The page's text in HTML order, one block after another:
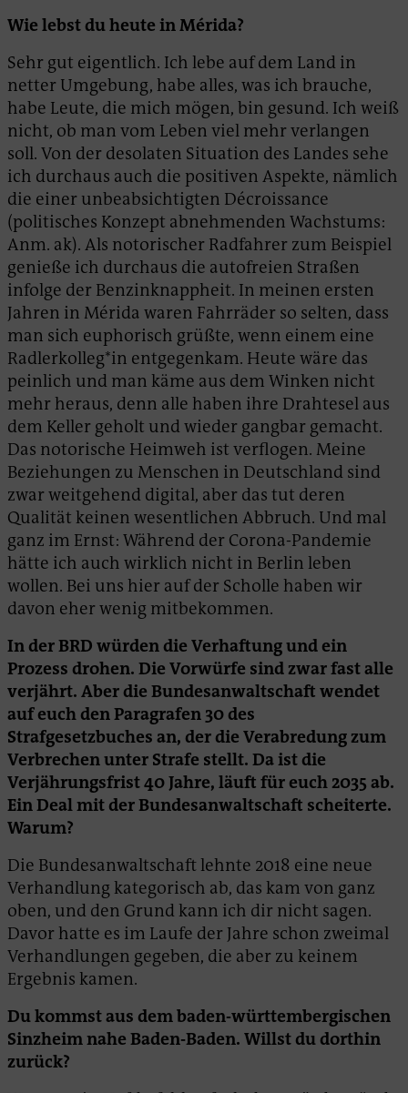
Wie lebst du heute in Mérida?
Sehr gut eigentlich. Ich lebe auf dem Land in
netter Umgebung, habe alles, was ich brauche,
habe Leute, die mich mögen, bin gesund. Ich weiß
nicht, ob man vom Leben viel mehr verlangen
soll. Von der desolaten Situation des Landes sehe
ich durchaus auch die positiven Aspekte, nämlich
die einer unbeabsichtigten Décroissance
(politisches Konzept abnehmenden Wachstums:
Anm. ak). Als notorischer Radfahrer zum Beispiel
genieße ich durchaus die autofreien Straßen
infolge der Benzinknappheit. In meinen ersten
Jahren in Mérida waren Fahrräder so selten, dass
man sich euphorisch grüßte, wenn einem eine
Radlerkolleg*in entgegenkam. Heute wäre das
peinlich und man käme aus dem Winken nicht
mehr heraus, denn alle haben ihre Drahtesel aus
dem Keller geholt und wieder gangbar gemacht.
Das notorische Heimweh ist verflogen. Meine
Beziehungen zu Menschen in Deutschland sind
zwar weitgehend digital, aber das tut deren
Qualität keinen wesentlichen Abbruch. Und mal
ganz im Ernst: Während der Corona-Pandemie
hätte ich auch wirklich nicht in Berlin leben
wollen. Bei uns hier auf der Scholle haben wir
davon eher wenig mitbekommen.
In der BRD würden die Verhaftung und ein
Prozess drohen. Die Vorwürfe sind zwar fast alle
verjährt. Aber die Bundesanwaltschaft wendet
auf euch den Paragrafen 30 des
Strafgesetzbuches an, der die Verabredung zum
Verbrechen unter Strafe stellt. Da ist die
Verjährungsfrist 40 Jahre, läuft für euch 2035 ab.
Ein Deal mit der Bundesanwaltschaft scheiterte.
Warum?
Die Bundesanwaltschaft lehnte 2018 eine neue
Verhandlung kategorisch ab, das kam von ganz
oben, und den Grund kann ich dir nicht sagen.
Davor hatte es im Laufe der Jahre schon zweimal
Verhandlungen gegeben, die aber zu keinem
Ergebnis kamen.
Du kommst aus dem baden-württembergischen
Sinzheim nahe Baden-Baden. Willst du dorthin
zurück?